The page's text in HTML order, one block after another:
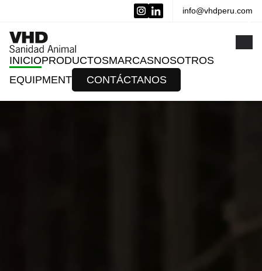
info@vhdperu.com
INICIOPRODUCTOSMARCASNOSOTROS
EQUIPMENT
CONTÁCTANOS